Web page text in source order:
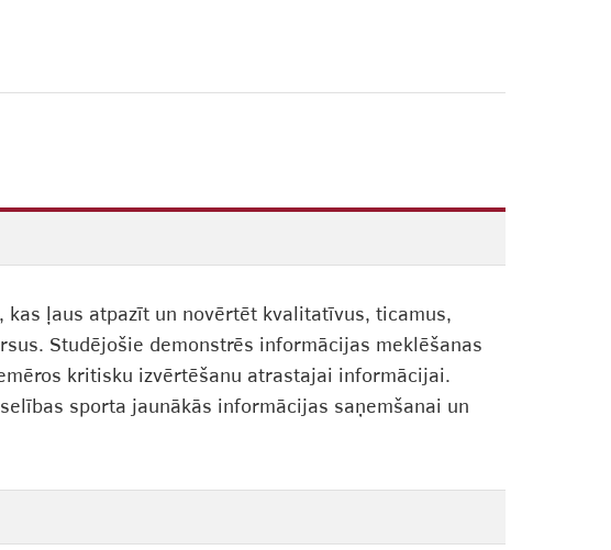
kas ļaus atpazīt un novērtēt kvalitatīvus, ticamus,
Studējošie demonstrēs informācijas meklēšanas
kritisku izvērtēšanu atrastajai informācijai.
sporta jaunākās informācijas saņemšanai un